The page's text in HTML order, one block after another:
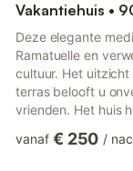
Vakantiehuis •
Deze elegante
Ramatuelle en
cultuur. Het
terras belooft u
vrienden. Het huis
met een
vanaf € 250 /